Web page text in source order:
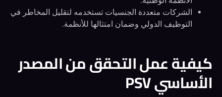
الشركات متعددة الجنسيات تستخدمه لتقليل المخاطر في
التوظيف الدولي وضمان امتثالها للأنظمة.
كيفية عمل التحقق من المصدر
الأساسي PSV